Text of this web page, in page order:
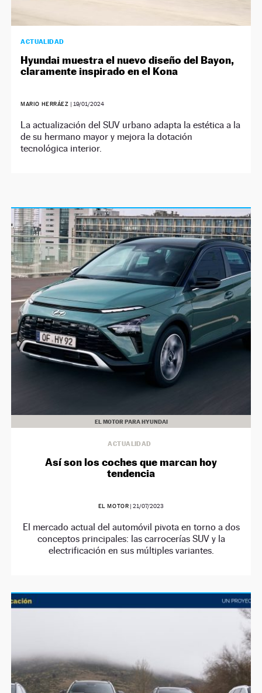
ACTUALIDAD
Hyundai muestra el nuevo diseño del Bayon,
claramente inspirado en el Kona
MARIO HERRÁEZ | 19/01/2024
La actualización del SUV urbano adapta la estética a la
de su hermano mayor y mejora la dotación
tecnológica interior.
EL MOTOR PARA HYUNDAI
ACTUALIDAD
Así son los coches que marcan hoy
tendencia
EL MOTOR |21/07/2023
El mercado actual del automóvil pivota en torno a dos
conceptos principales: las carrocerías SUV y la
electrificación en sus múltiples variantes.